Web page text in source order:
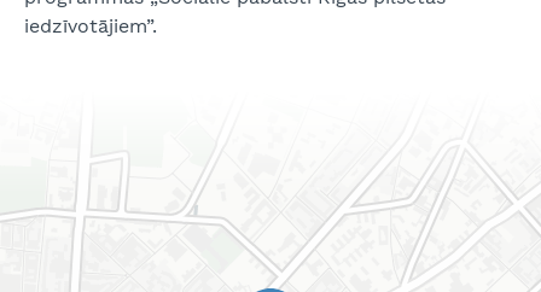
iedzīvotājiem”.